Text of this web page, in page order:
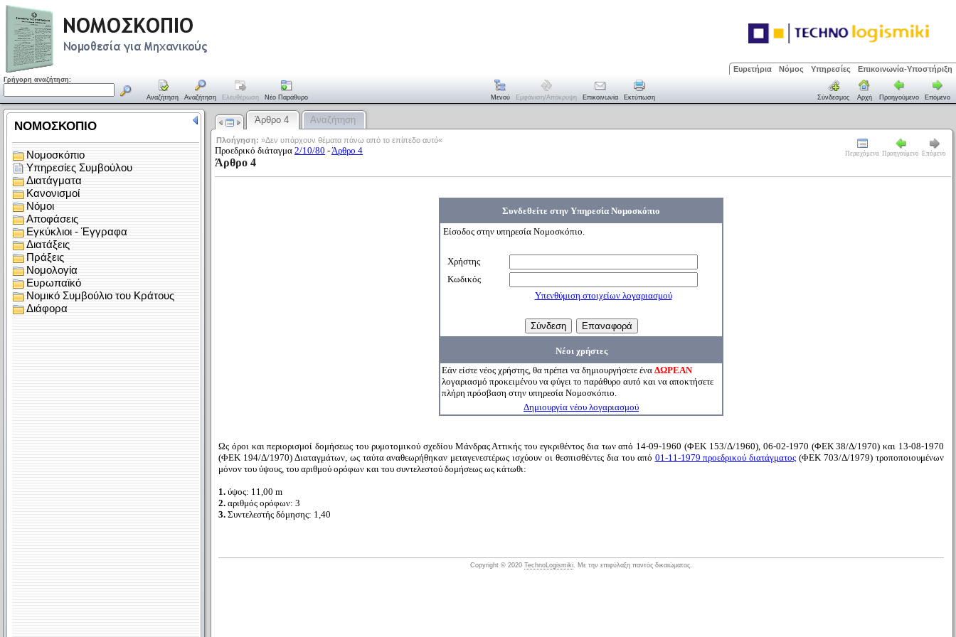
Ευρετήρια Νόμος Υπηρεσίες Επικοινωνία-Υποστήριξη
Γρήγορη αναζήτηση:
Αναζήτηση Αναζήτηση Ελευθέρωση Νέο Παράθυρο Μενού Εμφάνιση/απόκρυψη Επικοινωνία Εκτύπωση Σύνδεσμος Αρχή Προηγούμενο Επόμενο
Άρθρο 4 Αναζήτηση